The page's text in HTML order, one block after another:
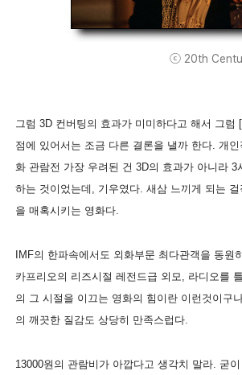
ⓒ 20th
그럼 3D 컨버팅의 효과가 미미하다고 해서 그
점에 있어서는 조금 다른 결론을 낼까 한다. 개
화 관람전 가장 우려된 건 3D의 효과가 아니라
하는 것이었는데, 기우였다. 새삼 느끼게 되는
을 매혹시키는 영화다.
IMF의 한파속에서도 외화부문 최다관객을 동
카프리오의 리즈시절 레전드급 외모, 라디오를
의 그 시절을 이끄는 영화의 힘이란 이런것이구
의 깨끗한 질감도 상당히 만족스럽다.
13000원의 관람비가 아깝다고 생각치 말라. 굳